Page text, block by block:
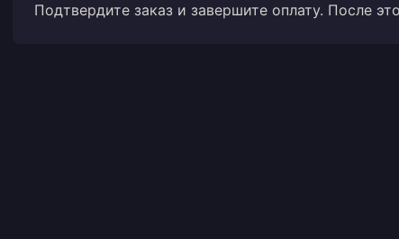
Подтвердите заказ и завершите оплату. После